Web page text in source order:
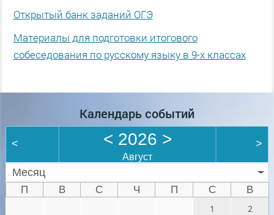
Открытый банк заданий ОГЭ
Материалы для подготовки итогового
собеседования по русскому языку в 9-х классах
Календарь событий
< < 2026 >
Август
>
Месяц
П В С Ч П С
В
1
2